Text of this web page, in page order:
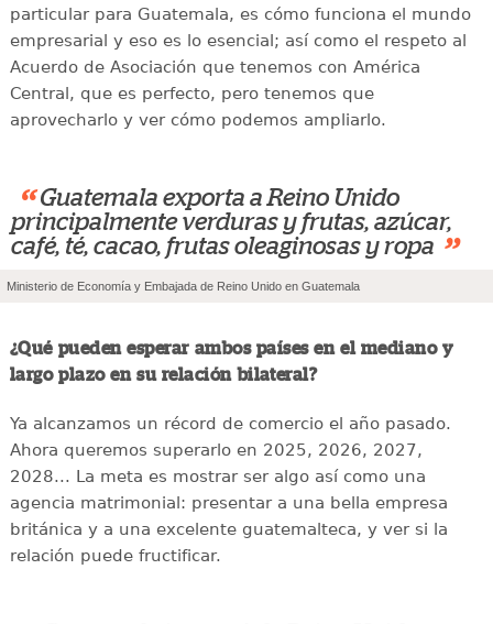
particular para Guatemala, es cómo funciona el mundo
empresarial y eso es lo esencial; así como el respeto al
Acuerdo de Asociación que tenemos con América
Central, que es perfecto, pero tenemos que
aprovecharlo y ver cómo podemos ampliarlo.
“ Guatemala exporta a Reino Unido
principalmente verduras y frutas, azúcar,
café, té, cacao, frutas oleaginosas y ropa ”
Ministerio de Economía y Embajada de Reino Unido en Guatemala
¿Qué pueden esperar ambos países en el mediano y
largo plazo en su relación bilateral?
Ya alcanzamos un récord de comercio el año pasado.
Ahora queremos superarlo en 2025, 2026, 2027,
2028... La meta es mostrar ser algo así como una
agencia matrimonial: presentar a una bella empresa
británica y a una excelente guatemalteca, y ver si la
relación puede fructificar.